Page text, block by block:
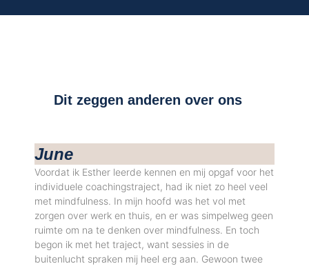
Dit zeggen anderen over ons
June
Voordat ik Esther leerde kennen en mij opgaf voor het
individuele coachingstraject, had ik niet zo heel veel
met mindfulness. In mijn hoofd was het vol met
zorgen over werk en thuis, en er was simpelweg geen
ruimte om na te denken over mindfulness. En toch
begon ik met het traject, want sessies in de
buitenlucht spraken mij heel erg aan. Gewoon twee